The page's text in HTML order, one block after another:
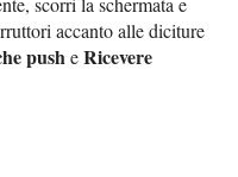
accanto alle diciture
pusheRicevere